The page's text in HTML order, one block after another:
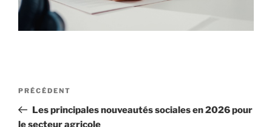
Navigation
l’article
Article
précédent
PRÉCÉDENT
Les principales nouveautés sociales en 2026 pour
le secteur agricole